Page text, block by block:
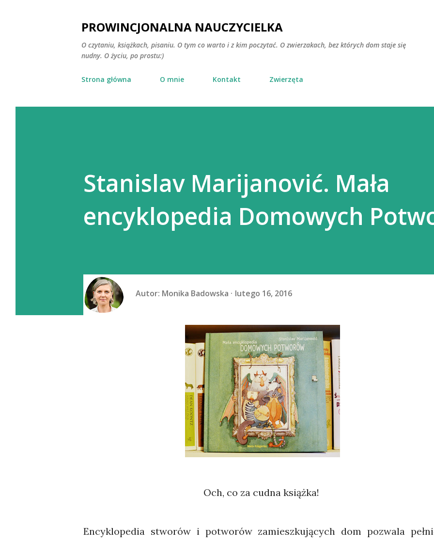
PROWINCJONALNA NAUCZYCIELKA
O czytaniu, książkach, pisaniu. O tym co warto i z kim poczytać. O zwierzakach, bez których dom staje się
nudny. O życiu, po prostu:)
Strona główna O mnie Kontakt Zwierzęta
Stanislav Marijanović. Mała
encyklopedia Domowych
Autor: Monika Badowska lutego 16, 2016
Och, co za cudna książka!
Encyklopedia stworów i potworów zamieszkujących dom pozwala